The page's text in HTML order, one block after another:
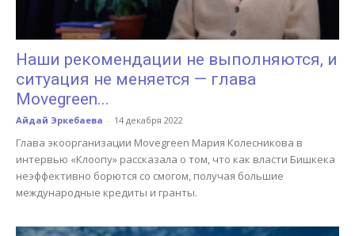
Наши рекомендации не выполняются, и
ситуация не меняется — глава
Movegreen...
Айдай Эркебаева - 14 декабря 2022
Глава экоорганизации Movegreen Мария Колесникова в
интервью «Клоопу» рассказала о том, что как власти Бишкека
неэффективно борются со смогом, получая большие
международные кредиты и гранты.